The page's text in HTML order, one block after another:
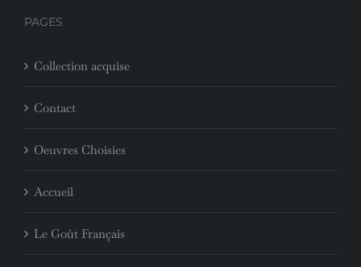
PAGES
Collection acquise
Contact
Oeuvres Choisies
Accueil
Le Goût Français